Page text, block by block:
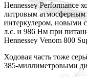
Hennessey Performance
литровым атмосферным
интеркулером, новыми
л.с. и 986 Нм при
Hennessey Venom 800
Ходовая часть тоже
385-миллиметровыми